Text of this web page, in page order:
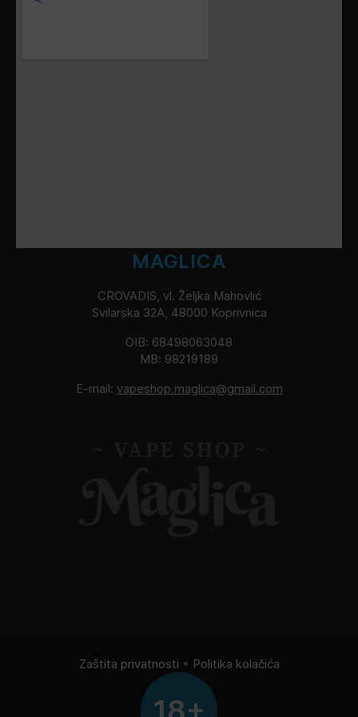
MAGLICA
CROVADIS, vl. Željka Mahovlić
Svilarska 32A, 48000 Koprivnica
OIB: 68498063048
MB: 98219189
E-mail: vapeshop.maglica@gmail.com
Zaštita privatnosti • Politika kolačića